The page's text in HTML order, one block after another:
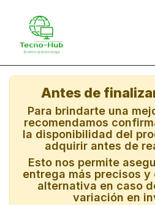
Antes de
Para brindarte una
recomendamos
la disponibilidad del
adquirir antes de
Esto nos permite
entrega más precisos
alternativa en caso
variación en